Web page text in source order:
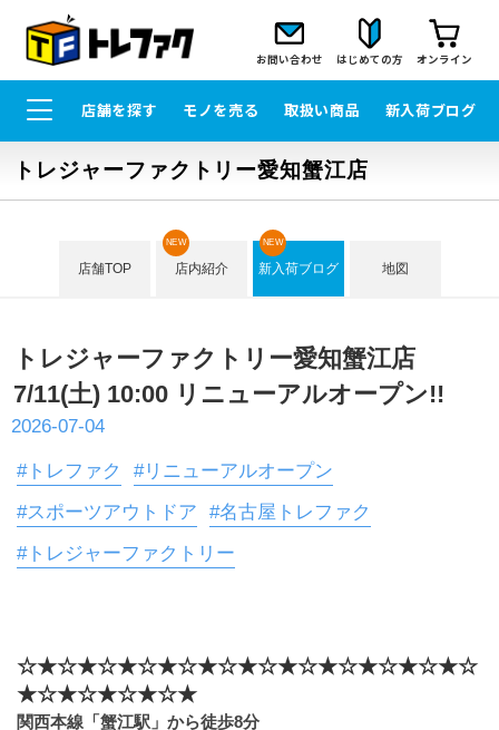
お問い合わせ はじめての方 オンライン
店舗を探す モノを売る 取扱い商品 新入荷ブログ
トレジャーファクトリー愛知蟹江店
店舗TOP 店内紹介
NEW
新入荷ブログ
NEW
地図
トレジャーファクトリー愛知蟹江店
7/11(土) 10:00 リニューアルオープン!!
2026-07-04
#トレファク
#リニューアルオープン
#スポーツアウトドア
#名古屋トレファク
#トレジャーファクトリー
☆★☆★☆★☆★☆★☆★☆★☆★☆★☆★☆★☆
★☆★☆★☆★☆★
関西本線「蟹江駅」から徒歩8分